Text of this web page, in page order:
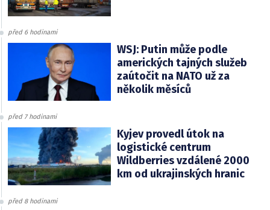
před 6 hodinami
WSJ: Putin může podle
amerických tajných služeb
zaútočit na NATO už za
několik měsíců
před 7 hodinami
Kyjev provedl útok na
logistické centrum
Wildberries vzdálené 2000
km od ukrajinských hranic
před 8 hodinami